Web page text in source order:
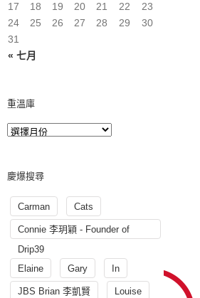
« 七月
17
18 19 20 21 22
23
24
25 26 27 28 29
30
31
重溫庫
慶爆搜尋
Carman Cats
Connie 李玥穎 - Founder of
Drip39
Elaine
Gary In
JBS Brian 李凱賢 Louise